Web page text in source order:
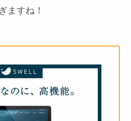
ますね！